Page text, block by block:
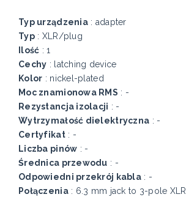
Typ urządzenia: adapter
Typ: XLR/plug
Ilość : 1
Cechy : latching device
Kolor : nickel-plated
Moc znamionowa RMS : -
Rezystancja izolacji : -
Wytrzymałość dielektryczna : -
Certyfikat: -
Liczba pinów : -
Średnica przewodu : -
Odpowiedni przekrój kabla : -
Połączenia: 6.3 mm jack to 3-pole